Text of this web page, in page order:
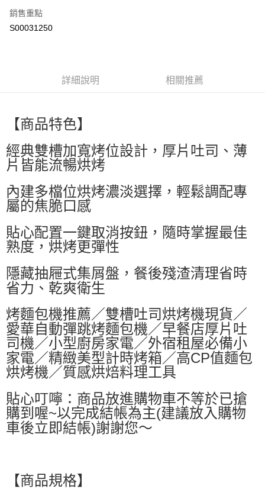
ATM付款
萊爾富取貨付款
每筆NT$60，滿NT$599(含以上)免運費
付款後萊爾富取貨
每筆NT$60，滿NT$599(含以上)免運費
7-11付款取貨
每筆NT$60，滿NT$599(含以上)免運費
付款後7-11取貨
宅配
銷售重點
S00031250
詳細說明 相關推薦
【商品特色】
經典雙槽加寬烤位設計，厚片吐司、薄
片皆能流暢烘烤
內建多檔位烘烤濃淡選擇，輕鬆調配專
屬的焦脆口感
貼心配置一鍵取消按鈕，隨時掌握最佳
熟度，烘烤更彈性
隱藏抽屜式集屑盤，餐後殘渣清理省時
省力、乾爽衛生
烤麵包機推薦／雙槽吐司烘烤機現貨／
愛華自動彈跳烤麵包機／早餐店厚片吐
司機／小型廚房家電／外宿租屋必備小
家電／精緻美型計時烤箱／高CP值麵包
烘烤機／質感烘焙料理工具
貼心叮嚀：商品放進購物車不等於已搶
購到喔~以完成結帳為主(建議放入購物
車後立即結帳)謝謝您～
【商品規格】